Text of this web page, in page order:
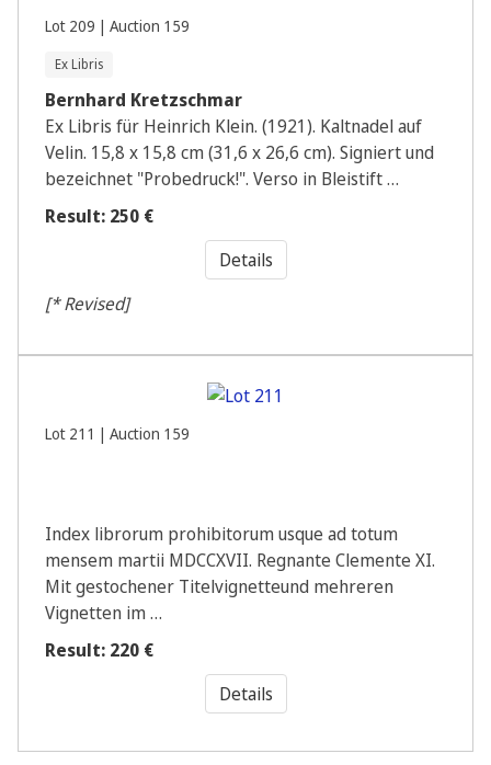
Lot 209 | Auction 159
Ex Libris
Bernhard Kretzschmar
Ex Libris für Heinrich Klein. (1921). Kaltnadel auf
Velin. 15,8 x 15,8 cm (31,6 x 26,6 cm). Signiert und
bezeichnet "Probedruck!". Verso in Bleistift …
Result: 250 €
Details
[* Revised]
Lot 211 | Auction 159
Index librorum prohibitorum usque ad totum
mensem martii MDCCXVII. Regnante Clemente XI.
Mit gestochener Titelvignetteund mehreren
Vignetten im …
Result: 220 €
Details